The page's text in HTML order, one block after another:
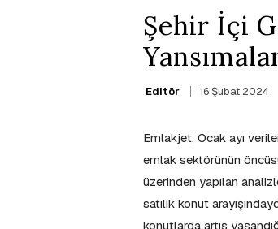
Şehir İçi
Editör 16 Şubat 2024
Emlakjet, Ocak ayı
emlak sektörünün
üzerinden yapılan
satılık konut
konutlarda artış